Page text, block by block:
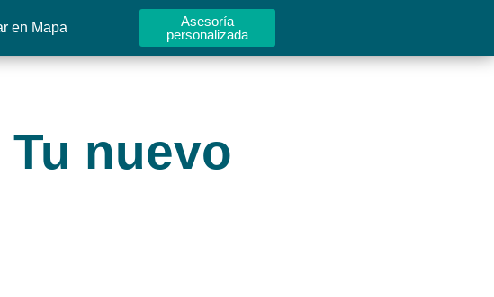
en Mapa
Asesoría
personalizada
nuevo